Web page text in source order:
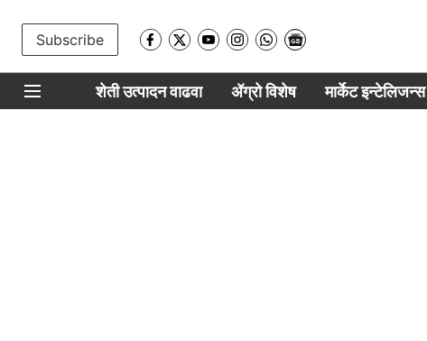
Subscribe
शेती उत्पादन वाढवा ॲग्रो विशेष मार्केट इन्टेलिजन्स